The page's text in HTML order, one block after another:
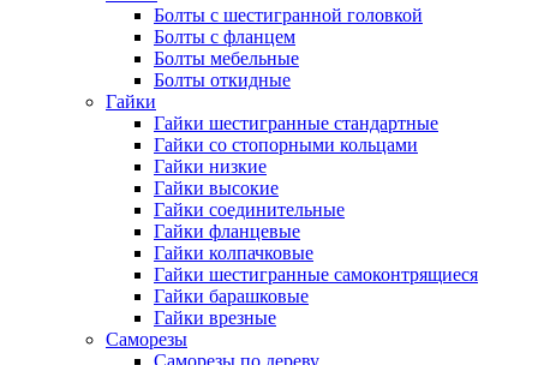
Болты с шестигранной головкой
Болты с фланцем
Болты мебельные
Болты откидные
Гайки
Гайки шестигранные стандартные
Гайки со стопорными кольцами
Гайки низкие
Гайки высокие
Гайки соединительные
Гайки фланцевые
Гайки колпачковые
Гайки шестигранные самоконтрящиеся
Гайки барашковые
Гайки врезные
Саморезы
Саморезы по дереву